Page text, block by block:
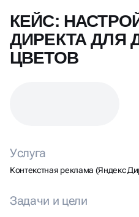
КЕЙС:
ДИРЕКТА ДЛЯ
ЦВЕТОВ
Услуга
Контекстная реклама (Яндекс
Задачи и цели